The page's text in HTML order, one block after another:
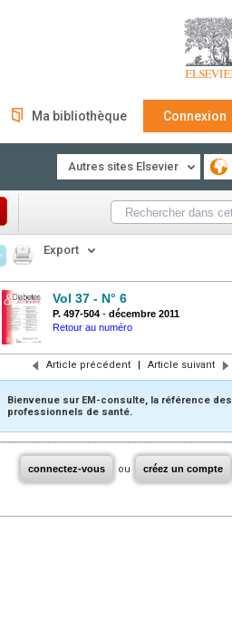
Ma bibliothèque Connexion
Autres sites Elsevier
Export
Vol 37 - N° 6
P. 497-504 - décembre 2011
Retour au numéro
Article précédent | Article suivant
Bienvenue sur EM-consulte, la référence des
professionnels de santé.
connectez-vous ou créez un compte